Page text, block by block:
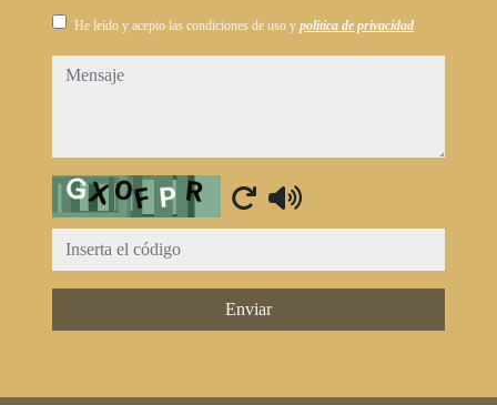
He leído y acepto las condiciones de uso y política de privacidad
mensaje
Captcha
Enviar